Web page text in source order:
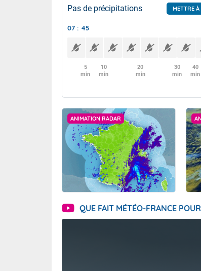
Pas de précipitations METTRE À
07 : 45
5
min
10
min
20
min
30
min
40
min
ANIMATION RADAR
QUE FAIT MÉTÉO-FRANCE